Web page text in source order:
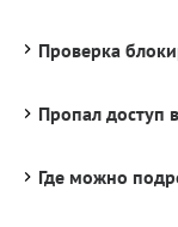
Проверка
Пропал доступ
Где можно